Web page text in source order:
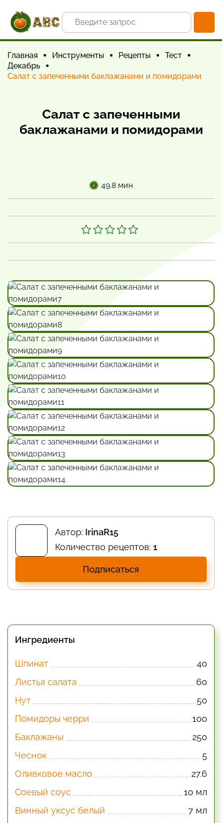
Главная Инструменты Рецепты
Тест
Декабрь
Салат с запеченными баклажанами и помидорами
Салат с запеченными
баклажанами и помидорами
49.8 мин
Автор: IrinaR15
Количество рецептов: 1
Подписаться
Ингредиенты
Шпинат
40
Листья салата
60
Нут
50
Помидоры черри
100
Баклажаны
250
Чеснок
5
Оливковое масло
27.6
Соевый соус
10 мл
Винный уксус белый
7 мл